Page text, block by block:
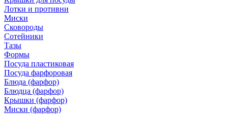
Лотки и противни
Миски
Сковороды
Сотейники
Тазы
Формы
Посуда пластиковая
Посуда фарфоровая
Блюда (фарфор)
Блюдца (фарфор)
Крышки (фарфор)
Миски (фарфор)